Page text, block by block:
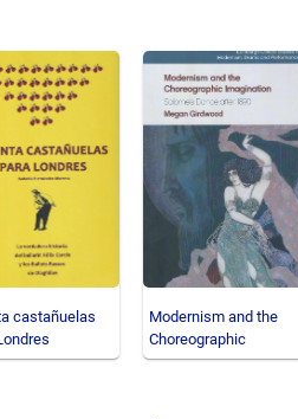
castañuelas
Modernism and the
Choreographic
Imagination : Salome's